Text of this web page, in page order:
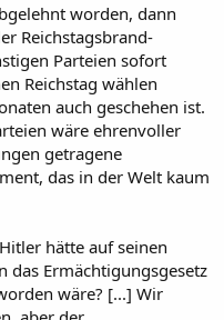
worden, dann
Reichstagsbrand-
Parteien sofort
Reichstag wählen
auch geschehen ist.
wäre ehrenvoller
getragene
das in der Welt kaum
hätte auf seinen
das Ermächtigungsgesetz
wäre? [...] Wir